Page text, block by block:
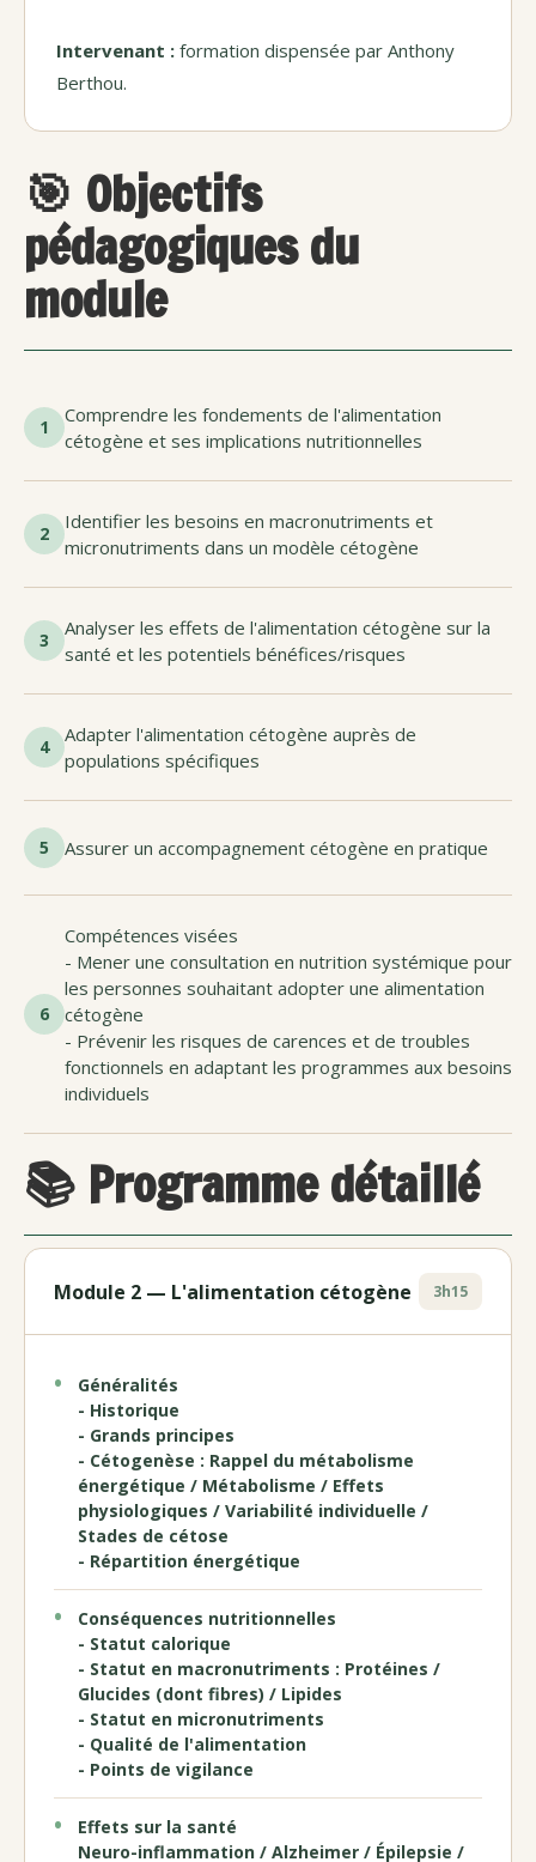
Intervenant : formation dispensée par Anthony
Berthou.
🎯 Objectifs
pédagogiques du
module
1
Comprendre les fondements de l'alimentation
cétogène et ses implications nutritionnelles
2
Identifier les besoins en macronutriments et
micronutriments dans un modèle cétogène
3
Analyser les effets de l'alimentation cétogène sur la
santé et les potentiels bénéfices/risques
4
Adapter l'alimentation cétogène auprès de
populations spécifiques
5 Assurer un accompagnement cétogène en pratique
6
Compétences visées
- Mener une consultation en nutrition systémique pour
les personnes souhaitant adopter une alimentation
cétogène
- Prévenir les risques de carences et de troubles
fonctionnels en adaptant les programmes aux besoins
individuels
📚 Programme détaillé
Module 2 — L'alimentation cétogène 3h15
Généralités
- Historique
- Grands principes
- Cétogenèse : Rappel du métabolisme
énergétique / Métabolisme / Effets
physiologiques / Variabilité individuelle /
Stades de cétose
- Répartition énergétique
Conséquences nutritionnelles
- Statut calorique
- Statut en macronutriments : Protéines /
Glucides (dont fibres) / Lipides
- Statut en micronutriments
- Qualité de l'alimentation
- Points de vigilance
Effets sur la santé
Neuro-inflammation / Alzheimer / Épilepsie /